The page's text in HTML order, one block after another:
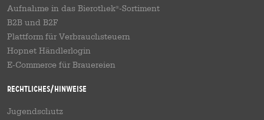
Aufnahme in das Bierothek®-Sortiment
B2B und B2F
Plattform für Verbrauchsteuern
Hopnet Händlerlogin
E-Commerce für Brauereien
Rechtliches/Hinweise
Jugendschutz